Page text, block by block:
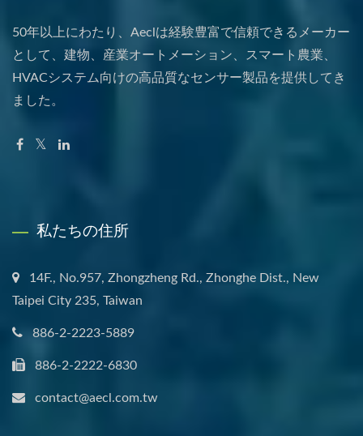
50年以上にわたり、Aeclは経験豊富で信頼できるメーカー
として、建物、産業オートメーション、スマート農業、
HVACシステム向けの高品質なセンサー製品を提供してき
ました。
私たちの住所
14F., No.957, Zhongzheng Rd., Zhonghe Dist., New
Taipei City 235, Taiwan
886-2-2223-5889
886-2-2222-6830
contact@aecl.com.tw